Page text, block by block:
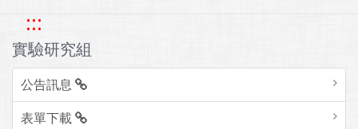
:::
實驗研究組
公告訊息
表單下載